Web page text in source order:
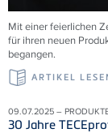
Mit einer feierlichen
für ihren neuen
begangen.
ARTIKEL
09.07.2025 –
30 Jahre